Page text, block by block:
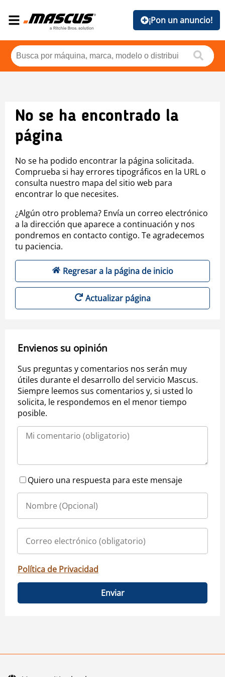
¡Pon un anuncio!
No se ha encontrado la
página
No se ha podido encontrar la página solicitada.
Comprueba si hay errores tipográficos en la URL o
consulta nuestro mapa del sitio web para
encontrar lo que necesites.
¿Algún otro problema? Envía un correo electrónico
a la dirección que aparece a continuación y nos
pondremos en contacto contigo. Te agradecemos
tu paciencia.
Regresar a la página de inicio
Actualizar página
Envienos su opinión
Sus preguntas y comentarios nos serán muy
útiles durante el desarrollo del servicio Mascus.
Siempre leemos sus comentarios y, si usted lo
solicita, le respondemos en el menor tiempo
posible.
Quiero una respuesta para este mensaje
Política de Privacidad
Enviar